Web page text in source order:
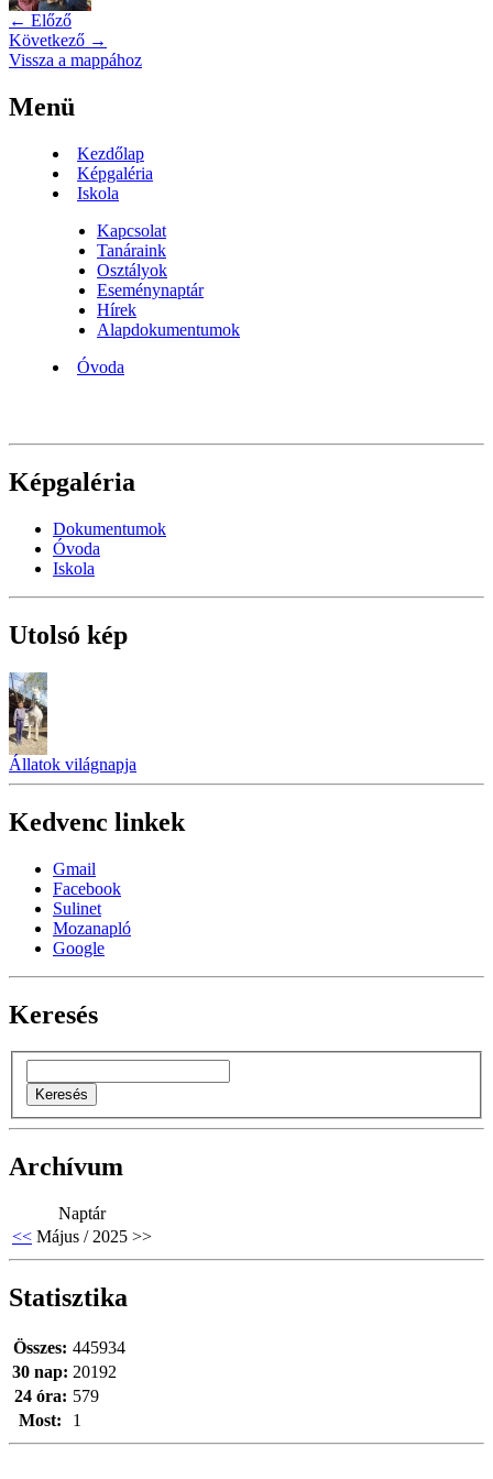
← Előző
Következő →
Vissza a mappához
Menü
Kezdőlap
Képgaléria
Iskola
Kapcsolat
Tanáraink
Osztályok
Eseménynaptár
Hírek
Alapdokumentumok
Óvoda
Képgaléria
Dokumentumok
Óvoda
Iskola
Utolsó kép
Állatok világnapja
Kedvenc linkek
Gmail
Facebook
Sulinet
Mozanapló
Google
Keresés
Archívum
Naptár
<< Május / 2025 >>
Statisztika
Most: 1
Összes: 445934
30 nap: 20192
24 óra: 579